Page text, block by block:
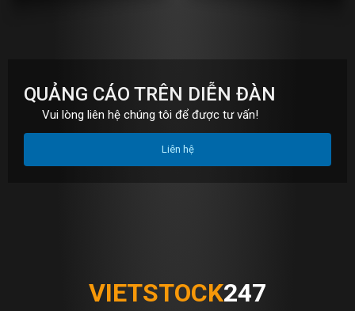
QUẢNG CÁO TRÊN DIỄN ĐÀN
Vui lòng liên hệ chúng tôi để được tư vấn!
Liên hệ
VIETSTOCK247